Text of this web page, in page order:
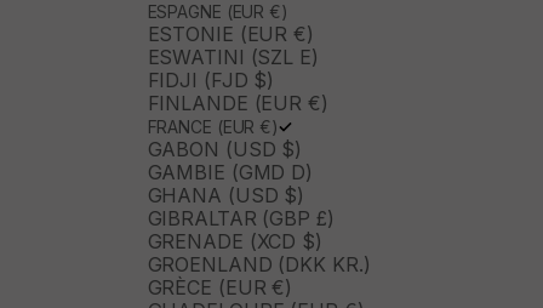
ESPAGNE (EUR €)
ESTONIE (EUR €)
ESWATINI (SZL E)
FIDJI (FJD $)
FINLANDE (EUR €)
FRANCE (EUR €)
GABON (USD $)
GAMBIE (GMD D)
GHANA (USD $)
GIBRALTAR (GBP £)
GRENADE (XCD $)
GROENLAND (DKK KR.)
GRÈCE (EUR €)